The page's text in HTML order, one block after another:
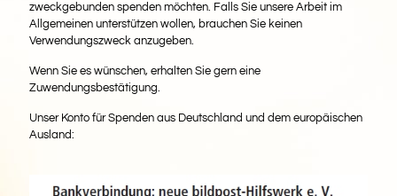
zweckgebunden spenden möchten. Falls Sie unsere Arbeit im
Allgemeinen unterstützen wollen, brauchen Sie keinen
Verwendungszweck anzugeben.
Wenn Sie es wünschen, erhalten Sie gern eine
Zuwendungsbestätigung.
Unser Konto für Spenden aus Deutschland und dem europäischen
Ausland: